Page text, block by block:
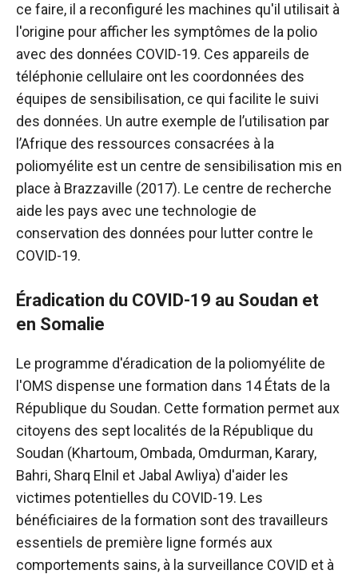
ce faire, il a reconfiguré les machines qu'il utilisait à
l'origine pour afficher les symptômes de la polio
avec des données COVID-19. Ces appareils de
téléphonie cellulaire ont les coordonnées des
équipes de sensibilisation, ce qui facilite le suivi
des données. Un autre exemple de l’utilisation par
l’Afrique des ressources consacrées à la
poliomyélite est un centre de sensibilisation mis en
place à Brazzaville (2017). Le centre de recherche
aide les pays avec une technologie de
conservation des données pour lutter contre le
COVID-19.
Éradication du COVID-19 au Soudan et
en Somalie
Le programme d'éradication de la poliomyélite de
l'OMS dispense une formation dans 14 États de la
République du Soudan. Cette formation permet aux
citoyens des sept localités de la République du
Soudan (Khartoum, Ombada, Omdurman, Karary,
Bahri, Sharq Elnil et Jabal Awliya) d'aider les
victimes potentielles du COVID-19. Les
bénéficiaires de la formation sont des travailleurs
essentiels de première ligne formés aux
comportements sains, à la surveillance COVID et à